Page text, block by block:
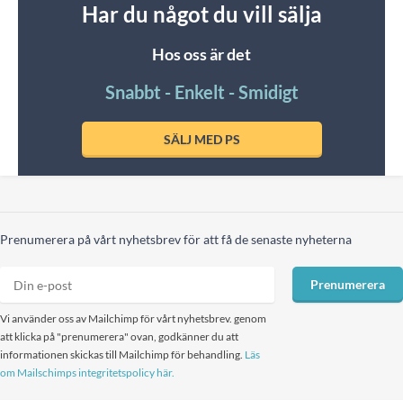
Har du något du vill sälja
Hos oss är det
Snabbt - Enkelt - Smidigt
SÄLJ MED PS
Prenumerera på vårt nyhetsbrev för att få de senaste nyheterna
Vi använder oss av Mailchimp för vårt nyhetsbrev. genom
att klicka på "prenumerera" ovan, godkänner du att
informationen skickas till Mailchimp för behandling. Läs
om Mailschimps integritetspolicy här.
Prenumerera